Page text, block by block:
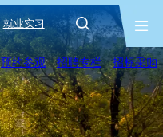
就业实习
预约参观 招聘专栏 招标采购